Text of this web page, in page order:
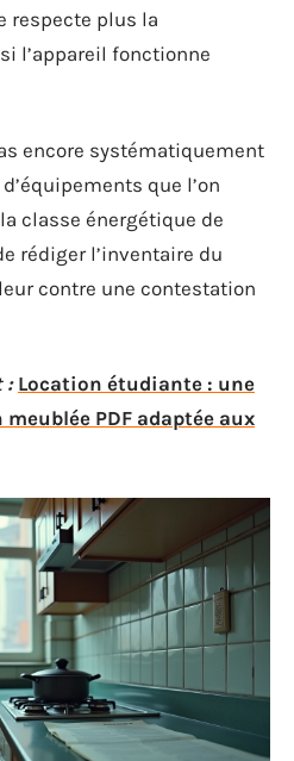
respecte plus la
l’appareil fonctionne
encore systématiquement
que l’on
classe énergétique de
rédiger l’inventaire du
contre une contestation
: Location étudiante : une
PDF adaptée aux